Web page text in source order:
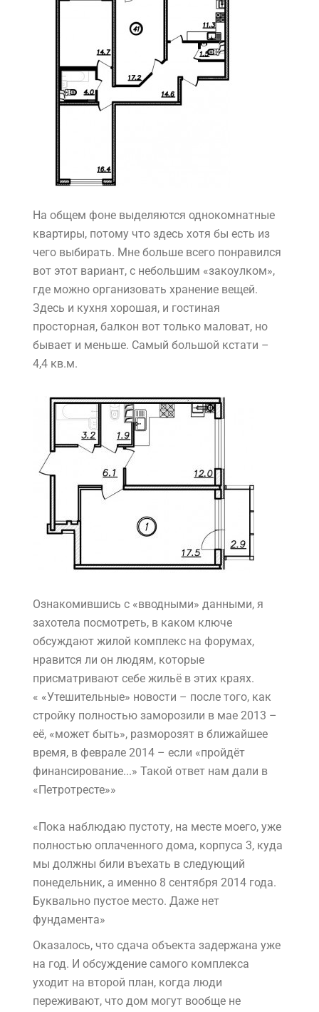
На общем фоне выделяются однокомнатные
квартиры, потому что здесь хотя бы есть из
чего выбирать. Мне больше всего понравился
вот этот вариант, с небольшим «закоулком»,
где можно организовать хранение вещей.
Здесь и кухня хорошая, и гостиная
просторная, балкон вот только маловат, но
бывает и меньше. Самый большой кстати –
4,4 кв.м.
Ознакомившись с «вводными» данными, я
захотела посмотреть, в каком ключе
обсуждают жилой комплекс на форумах,
нравится ли он людям, которые
присматривают себе жильё в этих краях.
« «Утешительные» новости – после того, как
стройку полностью заморозили в мае 2013 –
её, «может быть», разморозят в ближайшее
время, в феврале 2014 – если «пройдёт
финансирование...» Такой ответ нам дали в
«Петротресте»»
«Пока наблюдаю пустоту, на месте моего, уже
полностью оплаченного дома, корпуса 3, куда
мы должны били въехать в следующий
понедельник, а именно 8 сентября 2014 года.
Буквально пустое место. Даже нет
фундамента»
Оказалось, что сдача объекта задержана уже
на год. И обсуждение самого комплекса
уходит на второй план, когда люди
переживают, что дом могут вообще не